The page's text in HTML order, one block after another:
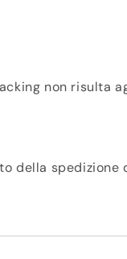
non risulta
della